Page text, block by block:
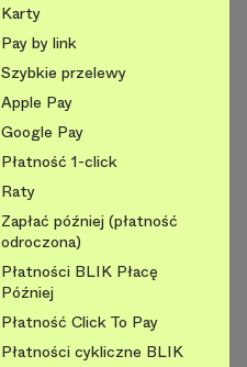
Karty
Pay by link
Szybkie przelewy
Apple Pay
Google Pay
Płatność 1-click
Raty
Zapłać później (płatność
odroczona)
Płatności BLIK Płacę
Później
Płatność Click To Pay
Płatności cykliczne BLIK